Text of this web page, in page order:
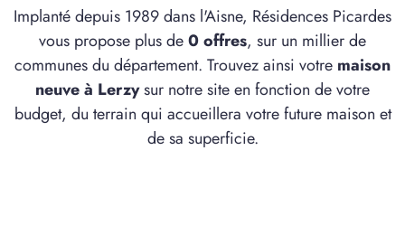
Implanté depuis 1989 dans l'Aisne, Résidences Picardes
vous propose plus de0 offres, sur un millier de
communes du département. Trouvez ainsi votre maison
neuve à Lerzysur notre site en fonction de votre
budget, du terrain qui accueillera votre future maison et
de sa superficie.